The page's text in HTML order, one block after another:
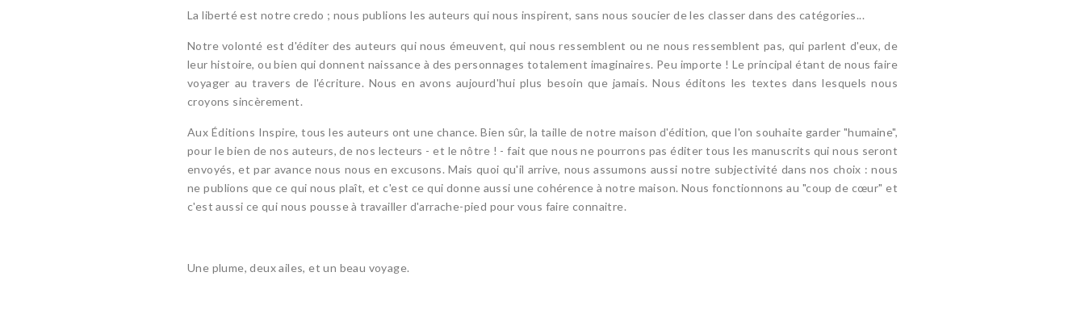
La liberté est notre credo ; nous publions les auteurs qui nous inspirent, sans nous soucier de les classer dans des catégories...
Notre volonté est d'éditer des auteurs qui nous émeuvent, qui nous ressemblent ou ne nous ressemblent pas, qui parlent d'eux, de
leur histoire, ou bien qui donnent naissance à des personnages totalement imaginaires. Peu importe ! Le principal étant de nous faire
voyager au travers de l'écriture. Nous en avons aujourd'hui plus besoin que jamais. Nous éditons les textes dans lesquels nous
croyons sincèrement.
Aux Éditions Inspire, tous les auteurs ont une chance. Bien sûr, la taille de notre maison d'édition, que l'on souhaite garder "humaine",
pour le bien de nos auteurs, de nos lecteurs - et le nôtre ! - fait que nous ne pourrons pas éditer tous les manuscrits qui nous seront
envoyés, et par avance nous nous en excusons. Mais quoi qu'il arrive, nous assumons aussi notre subjectivité dans nos choix : nous
ne publions que ce qui nous plaît, et c'est ce qui donne aussi une cohérence à notre maison. Nous fonctionnons au "coup de cœur" et
c'est aussi ce qui nous pousse à travailler d'arrache-pied pour vous faire connaitre.
Une plume, deux ailes, et un beau voyage.